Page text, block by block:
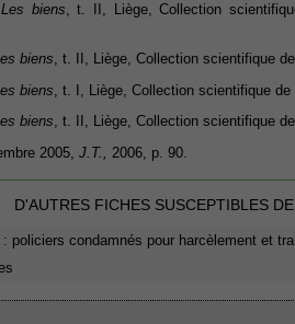
Les biens, t. II, Liège, Collection
biens , t. II, Liège, Collection scientifique
biens , t. I, Liège, Collection scientifique
biens, t. II, Liège, Collection scientifique
2005, J.T., 2006, p. 90.
D'AUTRES FICHES SUSCEPTIBLES
policiers condamnés pour harcèlement et